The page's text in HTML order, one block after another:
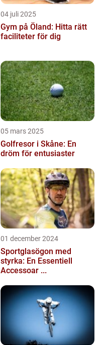
04 juli 2025
Gym på Öland: Hitta rätt
faciliteter för dig
05 mars 2025
Golfresor i Skåne: En
dröm för entusiaster
01 december 2024
Sportglasögon med
styrka: En Essentiell
Accessoar ...